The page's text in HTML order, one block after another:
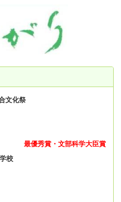
文化祭
最優秀賞・文部科学大臣賞
校